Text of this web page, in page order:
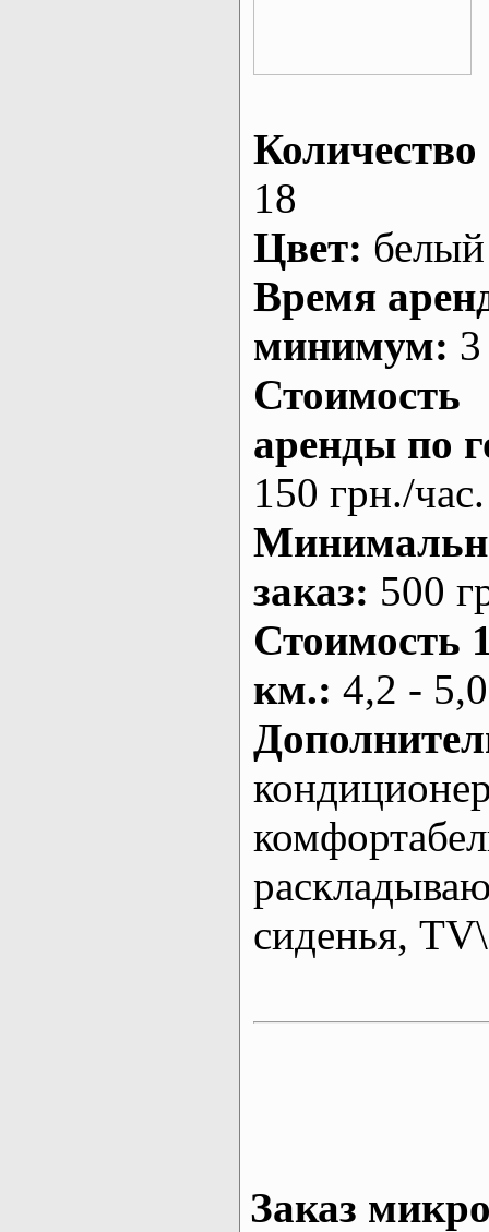
Количество
18
Цвет: белый
Время
минимум:
Стоимость
аренды по
150 грн./час.
заказ: 500
Стоимость
км.: 4,2 -
сиденья,
Заказ